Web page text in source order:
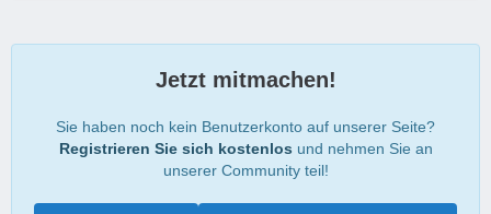
Jetzt mitmachen!
Sie haben noch kein Benutzerkonto auf unserer Seite?
Registrieren Sie sich kostenlos und nehmen Sie an
unserer Community teil!